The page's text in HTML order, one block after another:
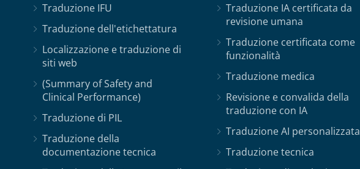
Traduzione IFU
Traduzione dell'etichettatura
Localizzazione e traduzione di
siti web
(Summary of Safety and
Clinical Performance)
Traduzione di PIL
Traduzione della
documentazione tecnica
Traduzione IA certificata da
revisione umana
Traduzione certificata come
funzionalità
Traduzione medica
Revisione e convalida della
traduzione con IA
Traduzione AI personalizzata
Traduzione tecnica